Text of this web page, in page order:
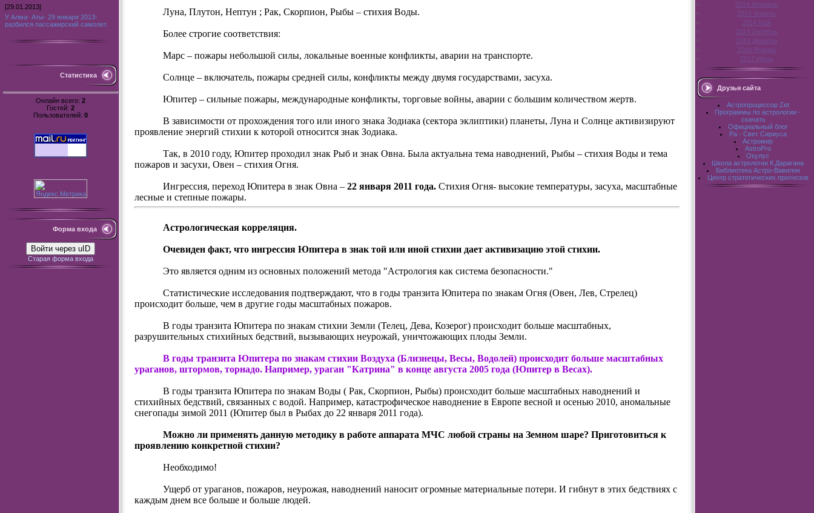
[29.01.2013]
У Алма- Аты- 29 января 2013-
разбился пассажирский самолет.
Статистика
Онлайн всего: 2
Гостей: 2
Пользователей: 0
Форма входа
Войти через uID
Старая форма входа
Луна, Плутон, Нептун ; Рак, Скорпион, Рыбы – стихия Воды.
Более строгие соответствия:
Марс – пожары небольшой силы, локальные военные конфликты, аварии на транспорте.
Солнце – включатель, пожары средней силы, конфликты между двумя государствами, засуха.
Юпитер – сильные пожары, международные конфликты, торговые войны, аварии с большим количеством жертв.
В зависимости от прохождения того или иного знака Зодиака (сектора эклиптики) планеты, Луна и Солнце активизируют
проявление энергий стихии к которой относится знак Зодиака.
Так, в 2010 году, Юпитер проходил знак Рыб и знак Овна. Была актуальна тема наводнений, Рыбы – стихия Воды и тема
пожаров и засухи, Овен – стихия Огня.
Ингрессия, переход Юпитера в знак Овна –22 января 2011 года. Стихия Огня- высокие температуры, засуха, масштабные
лесные и степные пожары.
Астрологическая корреляция.
Очевиден факт, что ингрессия Юпитера в знак той или иной стихии дает активизацию этой стихии.
Это является одним из основных положений метода "Астрология как система безопасности."
Статистические исследования подтверждают, что в годы транзита Юпитера по знакам Огня (Овен, Лев, Стрелец)
происходит больше, чем в другие годы масштабных пожаров.
В годы транзита Юпитера по знакам стихии Земли (Телец, Дева, Козерог) происходит больше масштабных,
разрушительных стихийных бедствий, вызывающих неурожай, уничтожающих плоды Земли.
В годы транзита Юпитера по знакам стихии Воздуха (Близнецы, Весы, Водолей) происходит больше масштабных
ураганов, штормов, торнадо. Например, ураган "Катрина" в конце августа 2005 года (Юпитер в Весах).
В годы транзита Юпитера по знакам Воды ( Рак, Скорпион, Рыбы) происходит больше масштабных наводнений и
стихийных бедствий, связанных с водой. Например, катастрофическое наводнение в Европе весной и осенью 2010, аномальные
снегопады зимой 2011 (Юпитер был в Рыбах до 22 января 2011 года).
Можно ли применять данную методику в работе аппарата МЧС любой страны на Земном шаре? Приготовиться к
проявлению конкретной стихии?
Необходимо!
Ущерб от ураганов, пожаров, неурожая, наводнений наносит огромные материальные потери. И гибнут в этих бедствиях с
каждым днем все больше и больше людей.
2014 Февраль
2014 Апрель
2014 Май
2014 Октябрь
2014 Декабрь
2016 Январь
2017 Июнь
Друзья сайта
Астропроцессор Zet
Программы по астрологии -
скачать
Официальный блог
Pa - Свет Сириуса
Астромир
AstroPro
Окулус
Школа астрологии К.Дарагана
Библиотека Астро-Вавилон
Центр стратегических прогнозов